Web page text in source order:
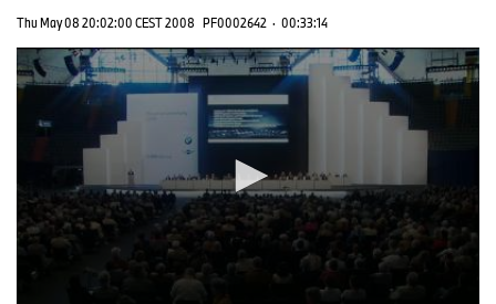
Thu May 08 20:02:00 CEST 2008 PF0002642 · 00:33:14